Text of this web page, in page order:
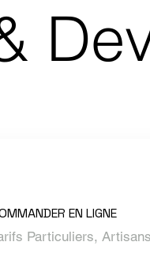
EN LIGNE
Particuliers,